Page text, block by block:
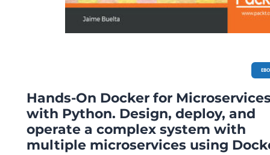
Hands-On Docker for
with Python. Design, deploy, and
operate a complex system with
multiple microservices using